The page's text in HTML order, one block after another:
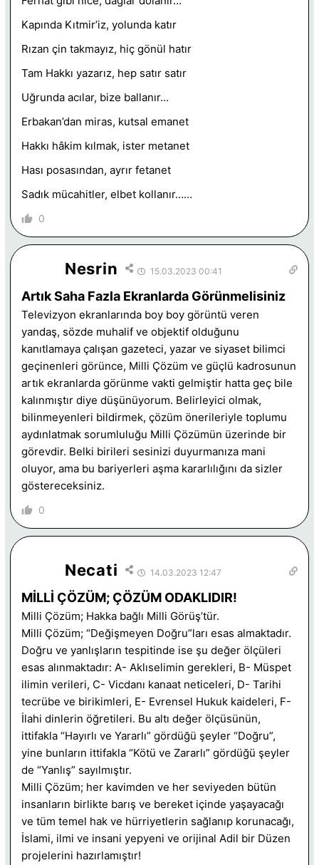
Kapında Kıtmir’iz, yolunda katır
Rızan çin takmayız, hiç gönül hatır
Tam Hakkı yazarız, hep satır satır
Uğrunda acılar, bize ballanır…
Erbakan’dan miras, kutsal emanet
Hakkı hâkim kılmak, ister metanet
Hası posasından, ayrır fetanet
Sadık mücahitler, elbet kollanır……
0
Nesrin 15.03.2023 00:41
Artık Saha Fazla Ekranlarda Görünmelisiniz
Televizyon ekranlarında boy boy görüntü veren
yandaş, sözde muhalif ve objektif olduğunu
kanıtlamaya çalışan gazeteci, yazar ve siyaset bilimci
geçinenleri görünce, Milli Çözüm ve güçlü kadrosunun
artık ekranlarda görünme vakti gelmiştir hatta geç bile
kalınmıştır diye düşünüyorum. Belirleyici olmak,
bilinmeyenleri bildirmek, çözüm önerileriyle toplumu
aydınlatmak sorumluluğu Milli Çözümün üzerinde bir
görevdir. Belki birileri sesinizi duyurmanıza mani
oluyor, ama bu bariyerleri aşma kararlılığını da sizler
göstereceksiniz.
0
Necati 14.03.2023 12:47
MİLLİ ÇÖZÜM; ÇÖZÜM ODAKLIDIR!
Milli Çözüm; Hakka bağlı Milli Görüş’tür.
Milli Çözüm; “Değişmeyen Doğru”ları esas almaktadır.
Doğru ve yanlışların tespitinde ise şu değer ölçüleri
esas alınmaktadır: A- Aklıselimin gerekleri, B- Müspet
ilimin verileri, C- Vicdanı kanaat neticeleri, D- Tarihi
tecrübe ve birikimleri, E- Evrensel Hukuk kaideleri, F-
İlahi dinlerin öğretileri. Bu altı değer ölçüsünün,
ittifakla “Hayırlı ve Yararlı” gördüğü şeyler “Doğru”,
yine bunların ittifakla “Kötü ve Zararlı” gördüğü şeyler
de “Yanlış” sayılmıştır.
Milli Çözüm; her kavimden ve her seviyeden bütün
insanların birlikte barış ve bereket içinde yaşayacağı
ve tüm temel hak ve hürriyetlerin sağlanıp korunacağı,
İslami, ilmi ve insani yepyeni ve orijinal Adil bir Düzen
projelerini hazırlamıştır!